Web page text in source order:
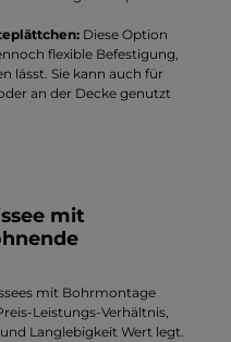
Diese Option
flexible Befestigung,
lässt. Sie kann auch für
an der Decke genutzt
mit
mit Bohrmontage
Leistungs-Verhältnis,
Langlebigkeit Wert legt.